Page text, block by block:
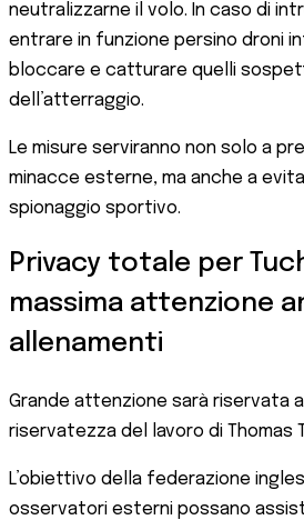
neutralizzarne il volo. In caso di
entrare in funzione persino droni
bloccare e catturare quelli
dell’atterraggio.
Le misure serviranno non solo a
minacce esterne, ma anche a
spionaggio sportivo.
Privacy totale per
massima attenzione
allenamenti
Grande attenzione sarà riservata
riservatezza del lavoro di Thomas
L’obiettivo della federazione
osservatori esterni possano